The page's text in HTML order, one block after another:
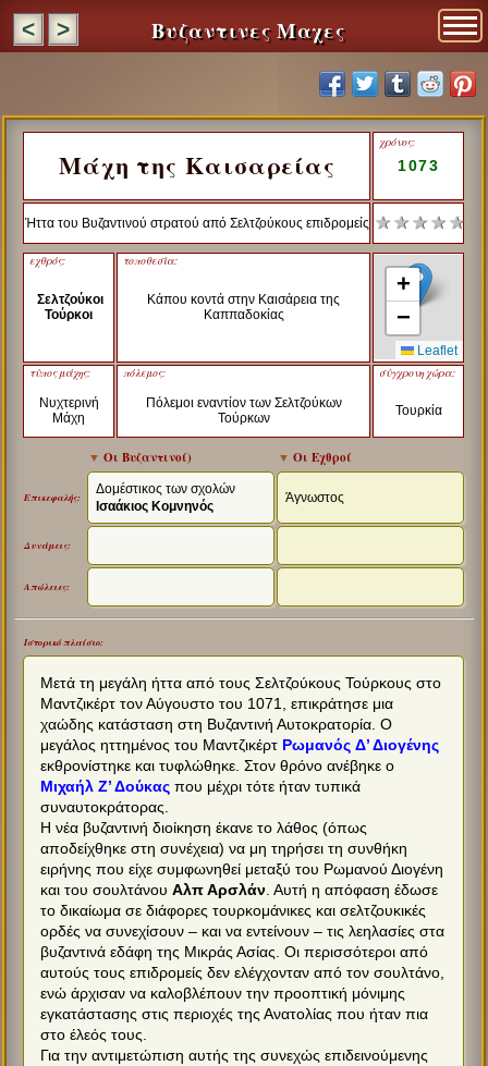
< > Βυζαντινες Μαχες
Μάχη της Καισαρείας
χρόνος:
1073
Ήττα του Βυζαντινού στρατού από Σελτζούκους επιδρομείς ★ ★ ★ ★ ★
εχθρός:
Σελτζούκοι
Τούρκοι
τοποθεσία:
Κάπου κοντά στην Καισάρεια της
Καππαδοκίας
+
−
Leaflet
τύπος μάχης:
Νυχτερινή
Μάχη
πόλεμος:
Πόλεμοι εναντίον των Σελτζούκων
Τούρκων
σύγχρονη χώρα:
Τουρκία
▼ Οι Βυζαντινοί) ▼ Οι Εχθροί
Επικεφαλής:
Δομέστικος των σχολών
Ισαάκιος Κομνηνός
Άγνωστος
Δυνάμεις:
Απώλειες:
Ιστορικό πλαίσιο:
Μετά τη μεγάλη ήττα από τους Σελτζούκους Τούρκους στο
Μαντζικέρτ τον Αύγουστο του 1071, επικράτησε μια
χαώδης κατάσταση στη Βυζαντινή Αυτοκρατορία. Ο
μεγάλος ηττημένος του Μαντζικέρτ Ρωμανός Δ’ Διογένης
εκθρονίστηκε και τυφλώθηκε. Στον θρόνο ανέβηκε ο
Μιχαήλ Ζ’ Δούκας που μέχρι τότε ήταν τυπικά
συναυτοκράτορας.
Η νέα βυζαντινή διοίκηση έκανε το λάθος (όπως
αποδείχθηκε στη συνέχεια) να μη τηρήσει τη συνθήκη
ειρήνης που είχε συμφωνηθεί μεταξύ του Ρωμανού Διογένη
και του σουλτάνουΑλπ Αρσλάν. Αυτή η απόφαση έδωσε
το δικαίωμα σε διάφορες τουρκομάνικες και σελτζουκικές
ορδές να συνεχίσουν – και να εντείνουν – τις λεηλασίες στα
βυζαντινά εδάφη της Μικράς Ασίας. Οι περισσότεροι από
αυτούς τους επιδρομείς δεν ελέγχονταν από τον σουλτάνο,
ενώ άρχισαν να καλοβλέπουν την προοπτική μόνιμης
εγκατάστασης στις περιοχές της Ανατολίας που ήταν πια
στο έλεός τους.
Για την αντιμετώπιση αυτής της συνεχώς επιδεινούμενης